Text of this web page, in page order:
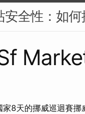
安全性：如
8天的挪威巡迴賽